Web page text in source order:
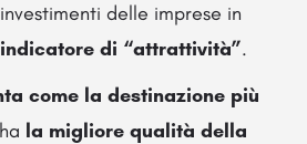
delle imprese in
di “attrattività”.
come la destinazione più
la migliore qualità della